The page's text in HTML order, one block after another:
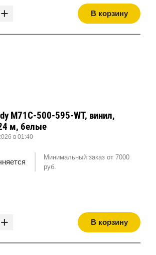
+ В корзину
M71C-500-595-WT, винил,
м, белые
в 01:40
Минимальный заказ от 7000
руб.
+ В корзину